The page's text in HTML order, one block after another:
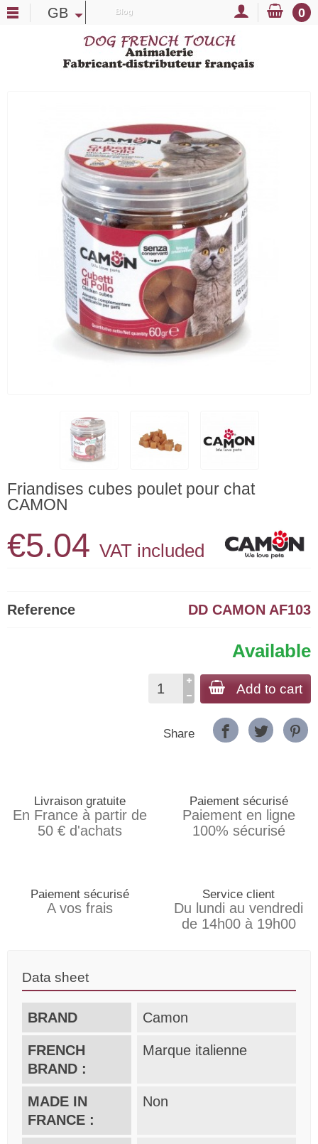
GB Blog 0
Friandises cubes poulet pour chat
CAMON
€5.04 VAT included
Reference DD CAMON AF103
Available
Add to cart
Share
Livraison gratuite
En France à partir de
50 € d'achats
Paiement sécurisé
Paiement en ligne
100% sécurisé
Paiement sécurisé
A vos frais
Service client
Du lundi au vendredi
de 14h00 à 19h00
Data sheet
BRAND Camon
FRENCH
BRAND :
Marque italienne
MADE IN
FRANCE :
Non